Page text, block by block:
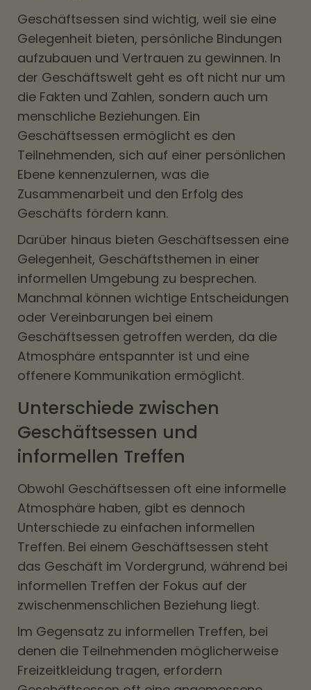
Geschäftsessen sind wichtig, weil sie eine
Gelegenheit bieten, persönliche Bindungen
aufzubauen und Vertrauen zu gewinnen. In
der Geschäftswelt geht es oft nicht nur um
die Fakten und Zahlen, sondern auch um
menschliche Beziehungen. Ein
Geschäftsessen ermöglicht es den
Teilnehmenden, sich auf einer persönlichen
Ebene kennenzulernen, was die
Zusammenarbeit und den Erfolg des
Geschäfts fördern kann.
Darüber hinaus bieten Geschäftsessen eine
Gelegenheit, Geschäftsthemen in einer
informellen Umgebung zu besprechen.
Manchmal können wichtige Entscheidungen
oder Vereinbarungen bei einem
Geschäftsessen getroffen werden, da die
Atmosphäre entspannter ist und eine
offenere Kommunikation ermöglicht.
Unterschiede zwischen
Geschäftsessen und
informellen Treffen
Obwohl Geschäftsessen oft eine informelle
Atmosphäre haben, gibt es dennoch
Unterschiede zu einfachen informellen
Treffen. Bei einem Geschäftsessen steht
das Geschäft im Vordergrund, während bei
informellen Treffen der Fokus auf der
zwischenmenschlichen Beziehung liegt.
Im Gegensatz zu informellen Treffen, bei
denen die Teilnehmenden möglicherweise
Freizeitkleidung tragen, erfordern